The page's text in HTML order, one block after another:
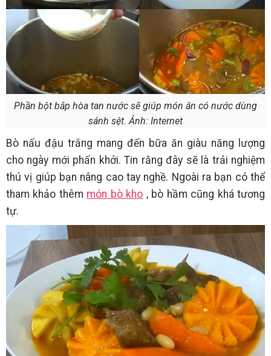
Phần bột bắp hòa tan nước sẽ giúp món ăn có nước dùng
sánh sệt. Ảnh: Internet
Bò nấu đậu trắng mang đến bữa ăn giàu năng lượng
cho ngày mới phấn khởi. Tin rằng đây sẽ là trải nghiệm
thú vị giúp bạn nâng cao tay nghề. Ngoài ra bạn có thể
tham khảo thêm món bò kho , bò hầm cũng khá tương
tự.